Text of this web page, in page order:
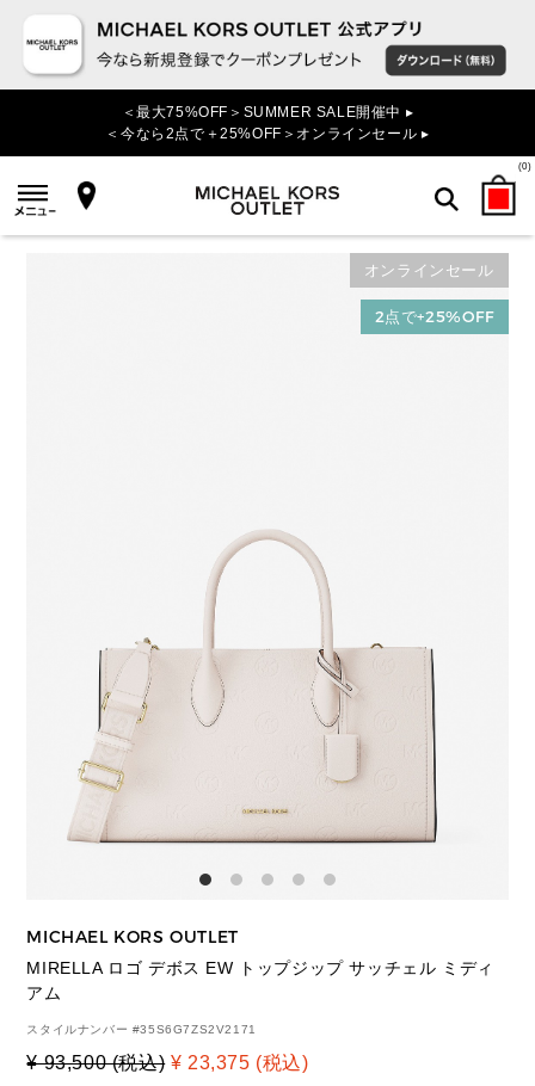
＜最大75%OFF＞SUMMER SALE開催中 ▸
＜今なら2点で＋25%OFF＞オンラインセール ▸
(0)
検索
オンラインセール
2点で+25%OFF
MICHAEL KORS OUTLET
MIRELLA ロゴ デボス EW トップジップ サッチェル ミディ
アム
スタイルナンバー #35S6G7ZS2V2171
¥ 93,500 (税込) ¥ 23,375 (税込)